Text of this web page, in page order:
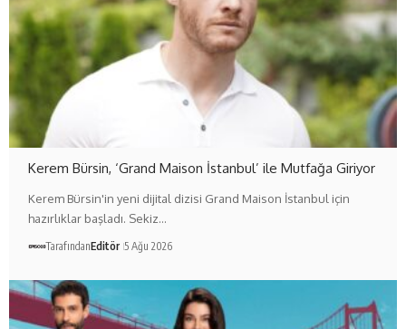
Kerem Bürsin, ‘Grand Maison İstanbul’ ile Mutfağa Giriyor
Kerem Bürsin'in yeni dijital dizisi Grand Maison İstanbul için
hazırlıklar başladı. Sekiz…
TarafındanEditör 5 Ağu 2026